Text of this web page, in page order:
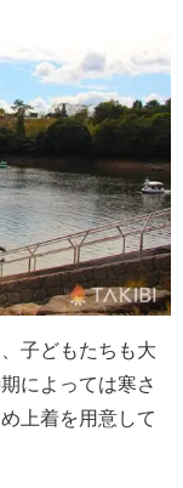
子どもたちも大
によっては寒さ
上着を用意して